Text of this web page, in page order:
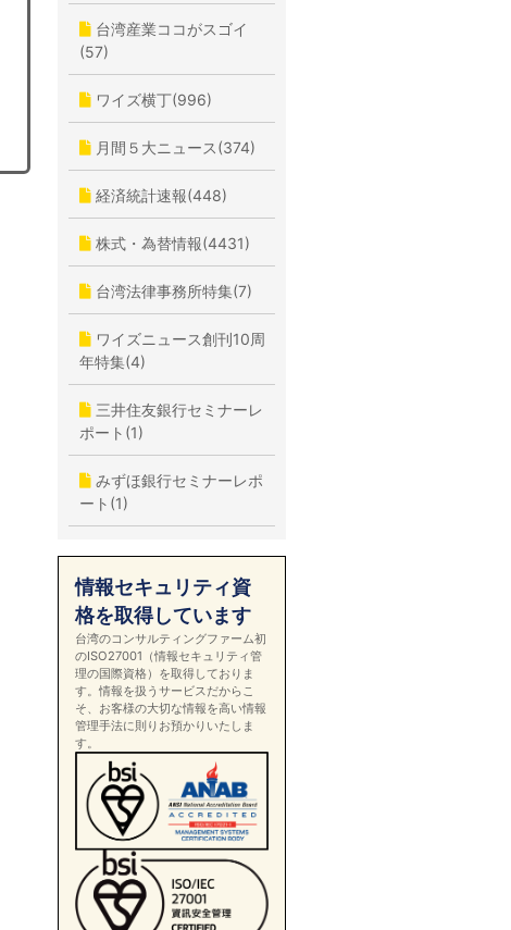
台湾産業ココがスゴイ
(57)
ワイズ横丁(996)
月間５大ニュース(374)
経済統計速報(448)
株式・為替情報(4431)
台湾法律事務所特集(7)
ワイズニュース創刊10周
年特集(4)
三井住友銀行セミナーレ
ポート(1)
みずほ銀行セミナーレポ
ート(1)
情報セキュリティ資
格を取得しています
台湾のコンサルティングファーム初
のISO27001（情報セキュリティ管
理の国際資格）を取得しておりま
す。情報を扱うサービスだからこ
そ、お客様の大切な情報を高い情報
管理手法に則りお預かりいたしま
す。